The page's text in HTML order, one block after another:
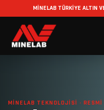
MİNELAB TÜRKİYE ALTIN
MINELAB TEKNOLOJISI ·